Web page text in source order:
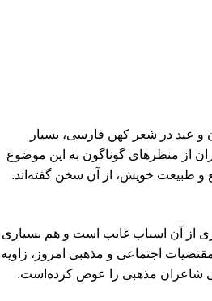
و عید در شعر کهن فارسى، بسیار
از منظرهاى گوناگون به این موضوع
و طبیعت خویش، از آن سخن گفته‏‌اند.
از آن اسباب غایب است و هم بسیارى
اجتماعى و مذهبى امروز، زاویه
شاعران مذهبى را عوض کرده‏‌است.